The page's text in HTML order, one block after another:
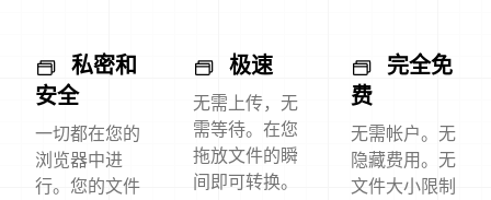
私密和
安全
一切都在您的
浏览器中进
行。您的文件
极速
无需上传，无
需等待。在您
拖放文件的瞬
间即可转换。
完全免
费
无需帐户。无
隐藏费用。无
文件大小限制